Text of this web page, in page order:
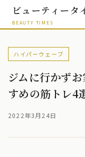
ビューティータ
BEAUTY TIMES
ハイパーウェーブ
ジムに行かず
すめの筋トレ4
2022年3月24日